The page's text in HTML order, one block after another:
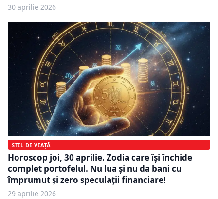
30 aprilie 2026
STIL DE VIAȚĂ
Horoscop joi, 30 aprilie. Zodia care își închide
complet portofelul. Nu lua și nu da bani cu
împrumut și zero speculații financiare!
29 aprilie 2026